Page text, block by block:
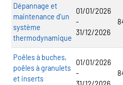
Dépannage et
maintenance d'un
système
thermodynamique
01/01/2026
-
31/12/2026
Poêles à buches,
poêles à granulets
et inserts
01/01/2026
-